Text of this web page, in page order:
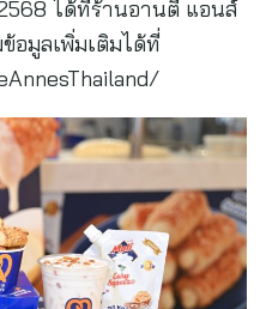
ได้ที่ร้านอานตี้ แอนส์
อมูลเพิ่มเติมได้ที่